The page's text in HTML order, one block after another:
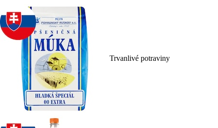
Trvanlivé potraviny